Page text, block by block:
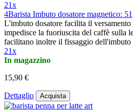
21x
4Barista Imbuto dosatore magnetico:
L'imbuto dosatore facilita il
impedisce la fuoriuscita del caffè sulla
facilitano inoltre il fissaggio dell'imbuto
21x
In magazzino
15,90 €
Dettaglio Acquista